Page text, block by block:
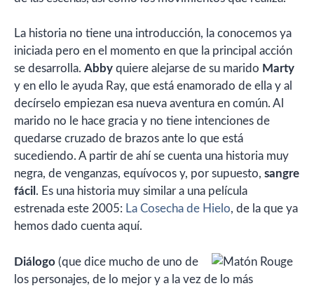
La historia no tiene una introducción, la conocemos ya
iniciada pero en el momento en que la principal acción
se desarrolla. Abby quiere alejarse de su marido Marty
y en ello le ayuda Ray, que está enamorado de ella y al
decírselo empiezan esa nueva aventura en común. Al
marido no le hace gracia y no tiene intenciones de
quedarse cruzado de brazos ante lo que está
sucediendo. A partir de ahí se cuenta una historia muy
negra, de venganzas, equívocos y, por supuesto, sangre
fácil . Es una historia muy similar a una película
estrenada este 2005: La Cosecha de Hielo, de la que ya
hemos dado cuenta aquí.
Diálogo (que dice mucho de uno de
los personajes, de lo mejor y a la vez de lo más